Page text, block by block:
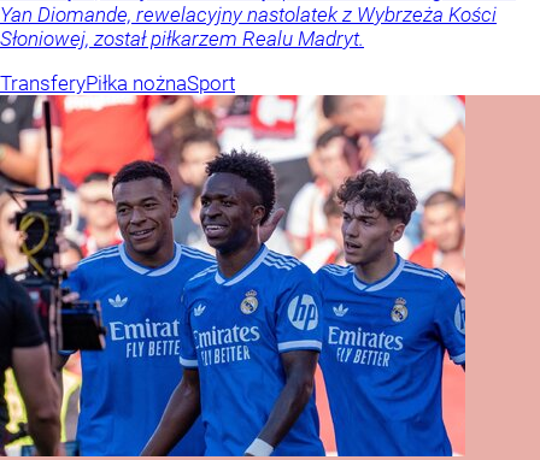
Yan Diomande, rewelacyjny nastolatek z Wybrzeża Kości
Słoniowej, został piłkarzem Realu Madryt.
TransferyPiłka nożnaSport